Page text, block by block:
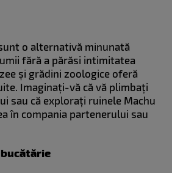
o alternativă minunată
fără a părăsi intimitatea
și grădini zoologice oferă
Imaginați-vă că vă plimbați
sau că explorați ruinele Machu
în compania partenerului sau